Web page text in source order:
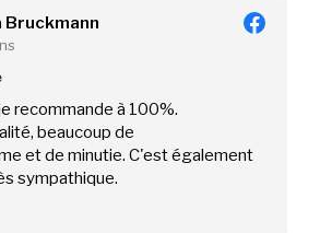
Bruckmann
recommande à 100%.
beaucoup de
et de minutie. C'est également
sympathique.